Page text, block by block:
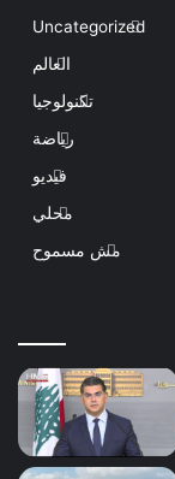
Uncategorized
العالم
تكنولوجيا
رياضة
فيديو
محلي
مش مسموح